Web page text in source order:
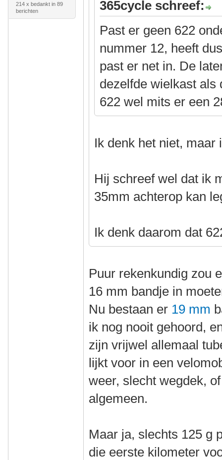
214 x bedankt in 89
berichten
365cycle schreef:
Past er geen 622
nummer 12, heeft
past er net in. De
dezelfde wielkast als
622 wel mits er een
Ik denk het niet, maar
Hij schreef wel dat ik
35mm achterop kan
Ik denk daarom dat
Puur rekenkundig zou
16 mm bandje in
Nu bestaan er 19 mm
ik nog nooit gehoord,
zijn vrijwel allemaal
lijkt voor in een
weer, slecht wegdek,
algemeen.
Maar ja, slechts 125 g
die eerste kilometer